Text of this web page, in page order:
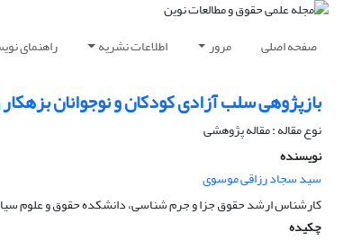
صفحه اصلی مرور اطلاعات نشریه راهنمای
بازپژوهی سلب آزادی کودکان و نوجوانان
نوع مقاله : مقاله پژوهشی
نویسنده
سید سجاد رزاقی موسوی
کارشناس ارشد حقوق جزا و جرم شناسی، دانشکده حقوق و علوم
چکیده